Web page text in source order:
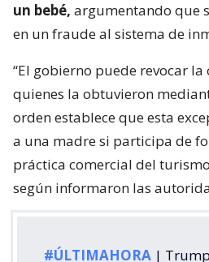
un bebé, argumentando que
en un fraude al sistema de
“El gobierno puede revocar
quienes la obtuvieron
orden establece que esta
a una madre si participa de
práctica comercial del
según informaron las
#ÚLTIMAHORA |